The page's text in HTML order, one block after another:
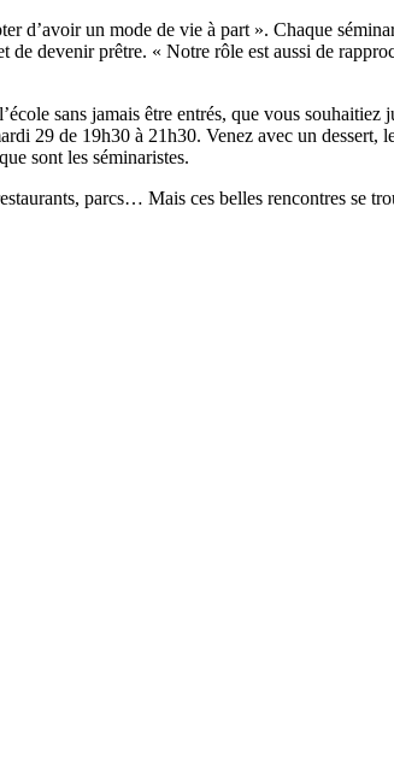
d’avoir un mode de vie à part ». Chaque
devenir prêtre. « Notre rôle est aussi de
sans jamais être entrés, que vous souhaitiez
29 de 19h30 à 21h30. Venez avec un dessert,
sont les séminaristes.
parcs… Mais ces belles rencontres se